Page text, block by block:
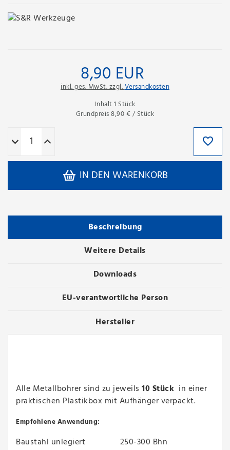
8,90 EUR
inkl. ges. MwSt. zzgl.Versandkosten
Inhalt1 Stück
Grundpreis8,90 € / Stück
IN DEN WARENKORB
Beschreibung
Weitere Details
Downloads
EU-verantwortliche Person
Hersteller
Alle Metallbohrer sind zu jeweils 10 Stück in einer
praktischen Plastikbox mit Aufhänger verpackt.
Empfohlene Anwendung:
Baustahl unlegiert 250-300 Bhn